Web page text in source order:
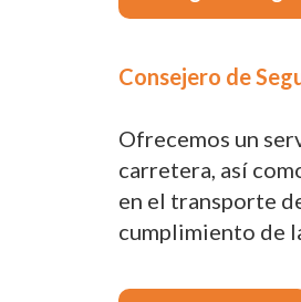
Consejero de
Ofrecemos un
carretera, así
en el transporte
cumplimiento de